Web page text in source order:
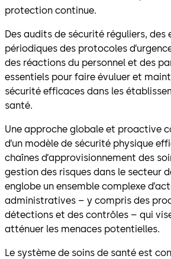
protection continue.
Des audits de sécurité réguliers, des
périodiques des protocoles
des réactions du personnel et des
essentiels pour faire évuluer et
sécurité efficaces dans les
santé.
Une approche globale et proactive
d’un modèle de sécurité physique
chaînes d’approvisionnement des
gestion des risques dans le secteur
englobe un ensemble complexe
administratives – y compris des
détections et des contrôles – qui
atténuer les menaces potentielles.
Le système de soins de santé est